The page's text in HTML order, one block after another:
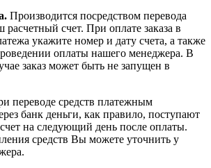
Производится посредством перевода
расчетный счет. При оплате заказа в
укажите номер и дату счета, а также
оплаты нашего менеджера. В
заказ может быть не запущен в
переводе средств платежным
банк деньги, как правило, поступают
на следующий день после оплаты.
средств Вы можете уточнить у